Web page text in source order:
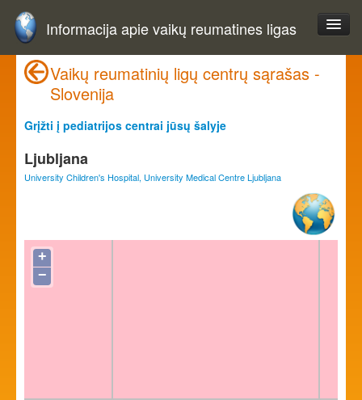
Informacija apie vaikų reumatines ligas
Vaikų reumatinių ligų centrų sąrašas -
Slovenija
Grįžti į pediatrijos centrai jūsų šalyje
Ljubljana
University Children's Hospital, University Medical Centre Ljubljana
+
−